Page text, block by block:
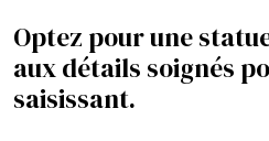
Optez pour une
aux détails soignés
saisissant.